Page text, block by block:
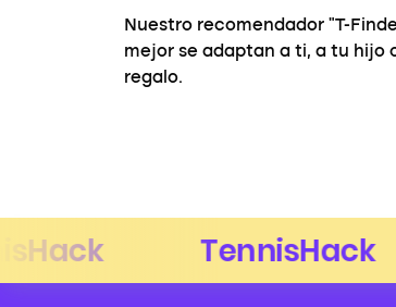
Nuestro recomendador "T-
mejor se adaptan a ti, a tu hijo
regalo.